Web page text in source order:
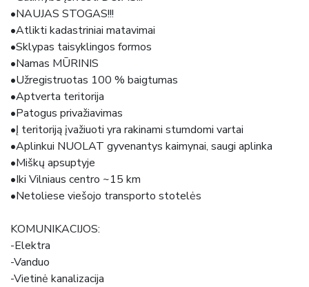
•NAUJAS STOGAS!!!
•Atlikti kadastriniai matavimai
•Sklypas taisyklingos formos
•Namas MŪRINIS
•Užregistruotas 100 % baigtumas
•Aptverta teritorija
•Patogus privažiavimas
•Į teritoriją įvažiuoti yra rakinami stumdomi vartai
•Aplinkui NUOLAT gyvenantys kaimynai, saugi aplinka
•Miškų apsuptyje
•Iki Vilniaus centro ~15 km
•Netoliese viešojo transporto stotelės
KOMUNIKACIJOS:
-Elektra
-Vanduo
-Vietinė kanalizacija